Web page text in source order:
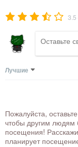
3.5
Лучшие
Пожалуйста,
чтобы другим
посещения!
планирует